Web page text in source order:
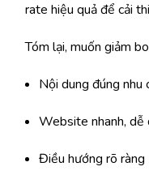
rate hiệu quả để cải
Tóm lại, muốn giảm
Nội dung đúng nhu
Website nhanh, dễ
Điều hướng rõ ràng